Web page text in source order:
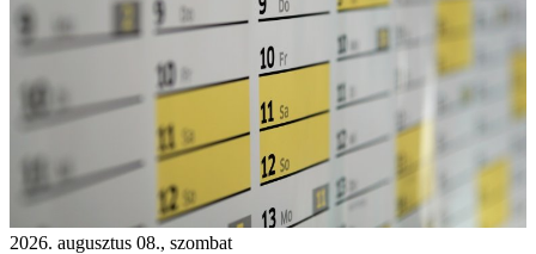
2026. augusztus 08., szombat